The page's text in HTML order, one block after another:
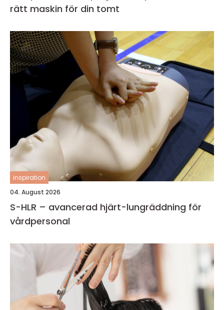
rätt maskin för din tomt
inspiration
04. August 2026
S-HLR – avancerad hjärt-lungräddning för
vårdpersonal